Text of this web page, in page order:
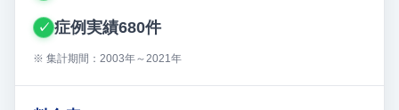
✓ 症例実績680件
※ 集計期間：2003年～2021年